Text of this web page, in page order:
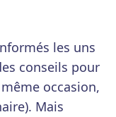
les uns
conseils pour
occasion,
Mais